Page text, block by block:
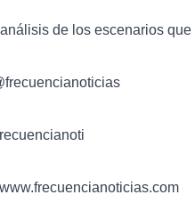
de los escenarios
www.frecuencianoticias.com